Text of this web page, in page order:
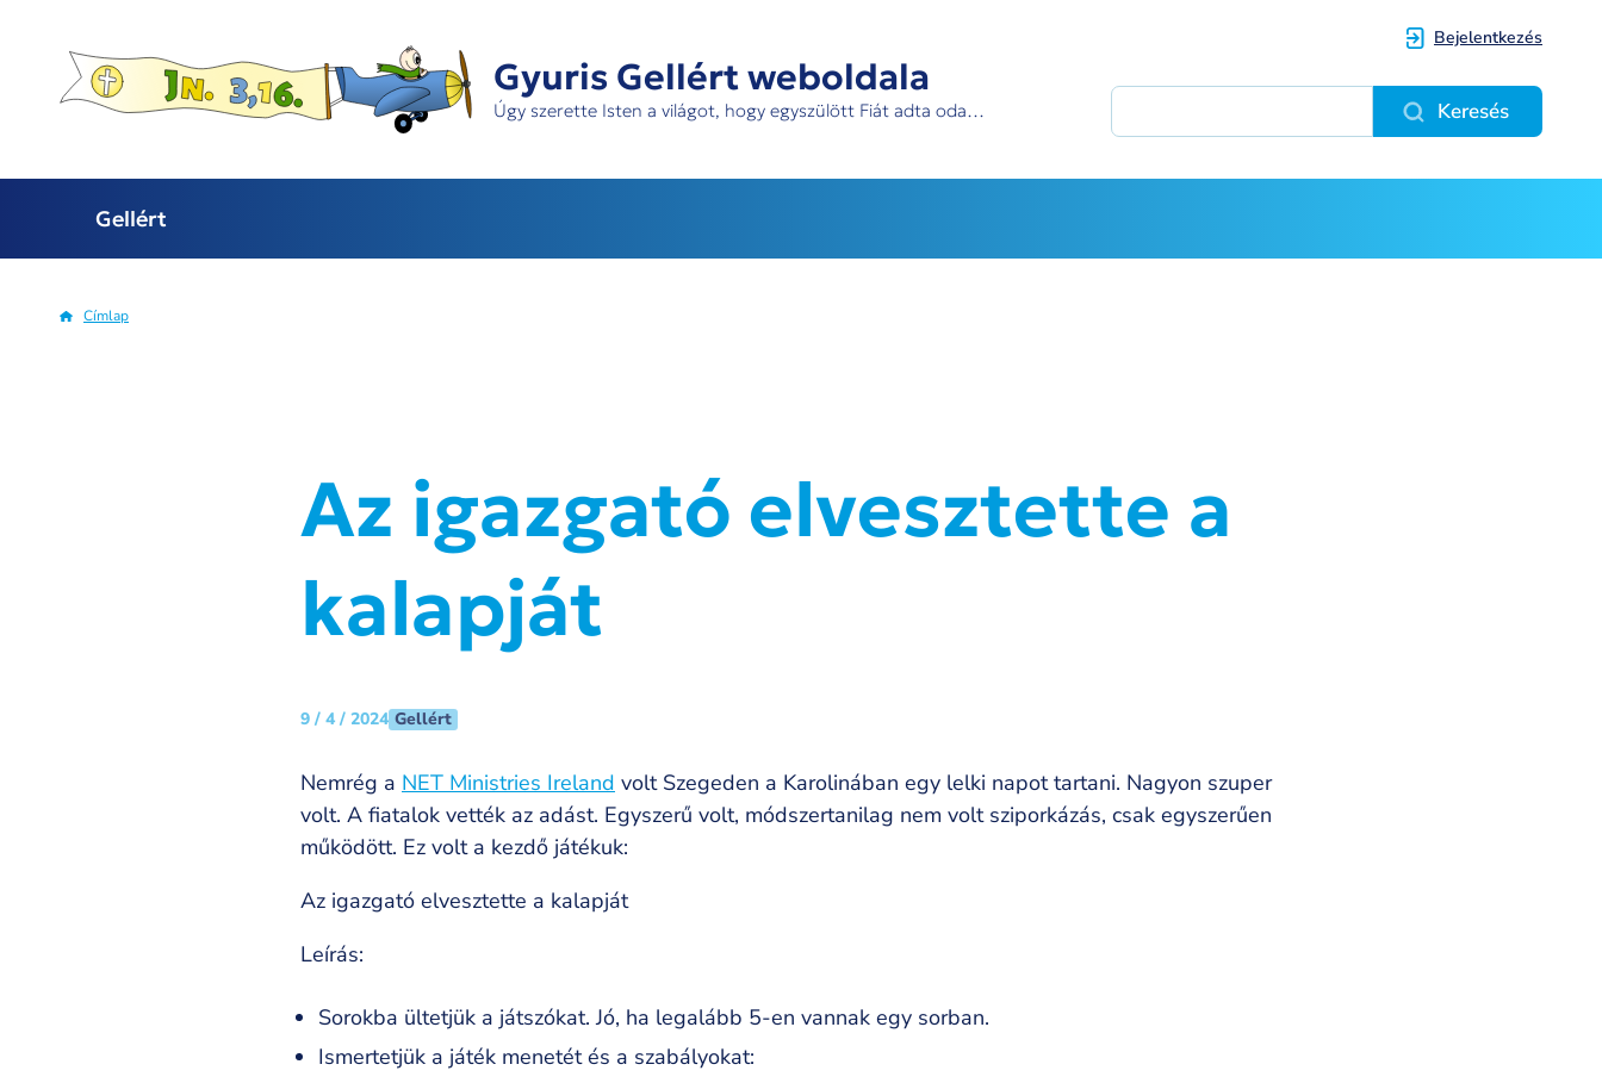
tartalomra
Gyuris Gellért weboldala
Úgy szerette Isten a világot, hogy egyszülött Fiát adta oda…
Bejelentkezés
Gellért
Címlap
Az igazgató elvesztette a
kalapját
9 / 4 / 2024 Gellért
Nemrég a NET Ministries Ireland volt Szegeden a Karolinában egy lelki napot tartani. Nagyon szuper
volt. A fiatalok vették az adást. Egyszerű volt, módszertanilag nem volt sziporkázás, csak egyszerűen
működött. Ez volt a kezdő játékuk:
Az igazgató elvesztette a kalapját
Leírás:
Sorokba ültetjük a játszókat. Jó, ha legalább 5-en vannak egy sorban.
Ismertetjük a játék menetét és a szabályokat: